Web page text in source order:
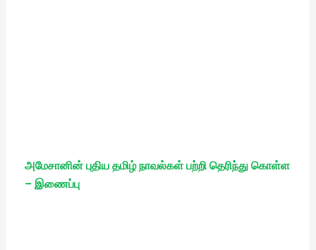
அமேசானின் புதிய தமிழ் நாவல்கள் பற்றி தெரிந்து கொள்ள
– இணைப்பு